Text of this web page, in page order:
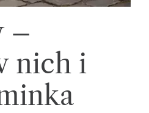
–
nich i